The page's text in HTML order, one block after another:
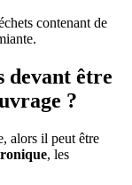
contenant de
devant être
?
alors il peut être
, les